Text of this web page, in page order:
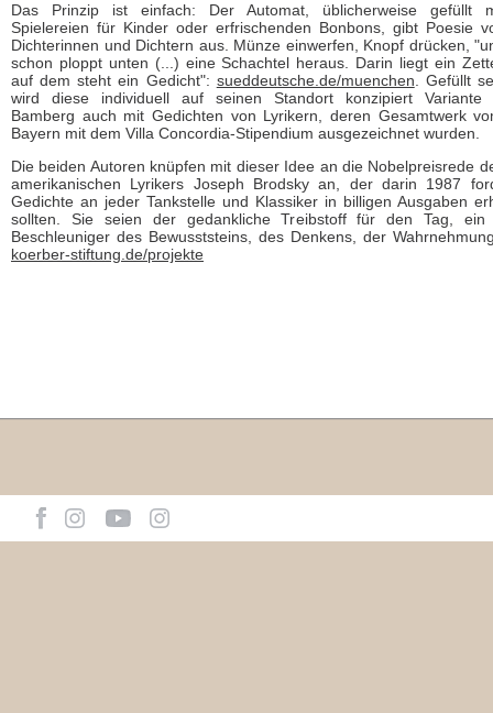
Das Prinzip ist einfach: Der Automat, üblicherweise gefüllt
Spielereien für Kinder oder erfrischenden Bonbons, gibt Poesie
Dichterinnen und Dichtern aus. Münze einwerfen, Knopf drücken,
schon ploppt unten (...) eine Schachtel heraus. Darin liegt ein
auf dem steht ein Gedicht": sueddeutsche.de/muenchen . Gefüllt
wird diese individuell auf seinen Standort konzipiert Variante
Bamberg auch mit Gedichten von Lyrikern, deren Gesamtwerk
Bayern mit dem Villa Concordia-Stipendium ausgezeichnet wurden.
Die beiden Autoren knüpfen mit dieser Idee an die Nobelpreisrede
amerikanischen Lyrikers Joseph Brodsky an, der darin 1987
Gedichte an jeder Tankstelle und Klassiker in billigen Ausgaben
sollten. Sie seien der gedankliche Treibstoff für den Tag, ein
Beschleuniger des Bewusststeins, des Denkens, der
koerber-stiftung.de/projekte